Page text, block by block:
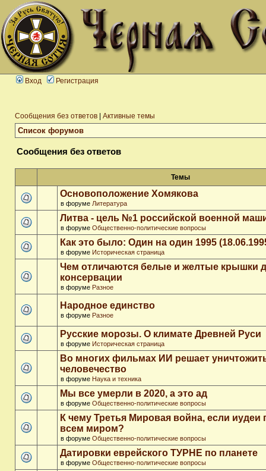
Вход Регистрация
Сообщения без ответов Активные темы
Список форумов
Сообщения без ответов
Темы
Основоположение Хомякова
в форуме Литература
Литва - цель №1 российской военной
в форуме Общественно-политические вопросы
Как это было: Один на один 1995
в форуме Историческая страница
Чем отличаются белые и желтые крышки
консервации
в форуме Разное
Народное единство
в форуме Разное
Русские морозы. О климате Древней Руси
в форуме Историческая страница
Во многих фильмах ИИ решает
человечество
в форуме Наука и техника
Мы все умерли в 2020, а это ад
в форуме Общественно-политические вопросы
К чему Третья Мировая война, если иудеи
всем миром?
в форуме Общественно-политические вопросы
Датировки еврейского ТУРНЕ по планете
в форуме Общественно-политические вопросы